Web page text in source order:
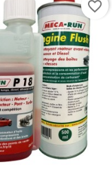
favorite_border